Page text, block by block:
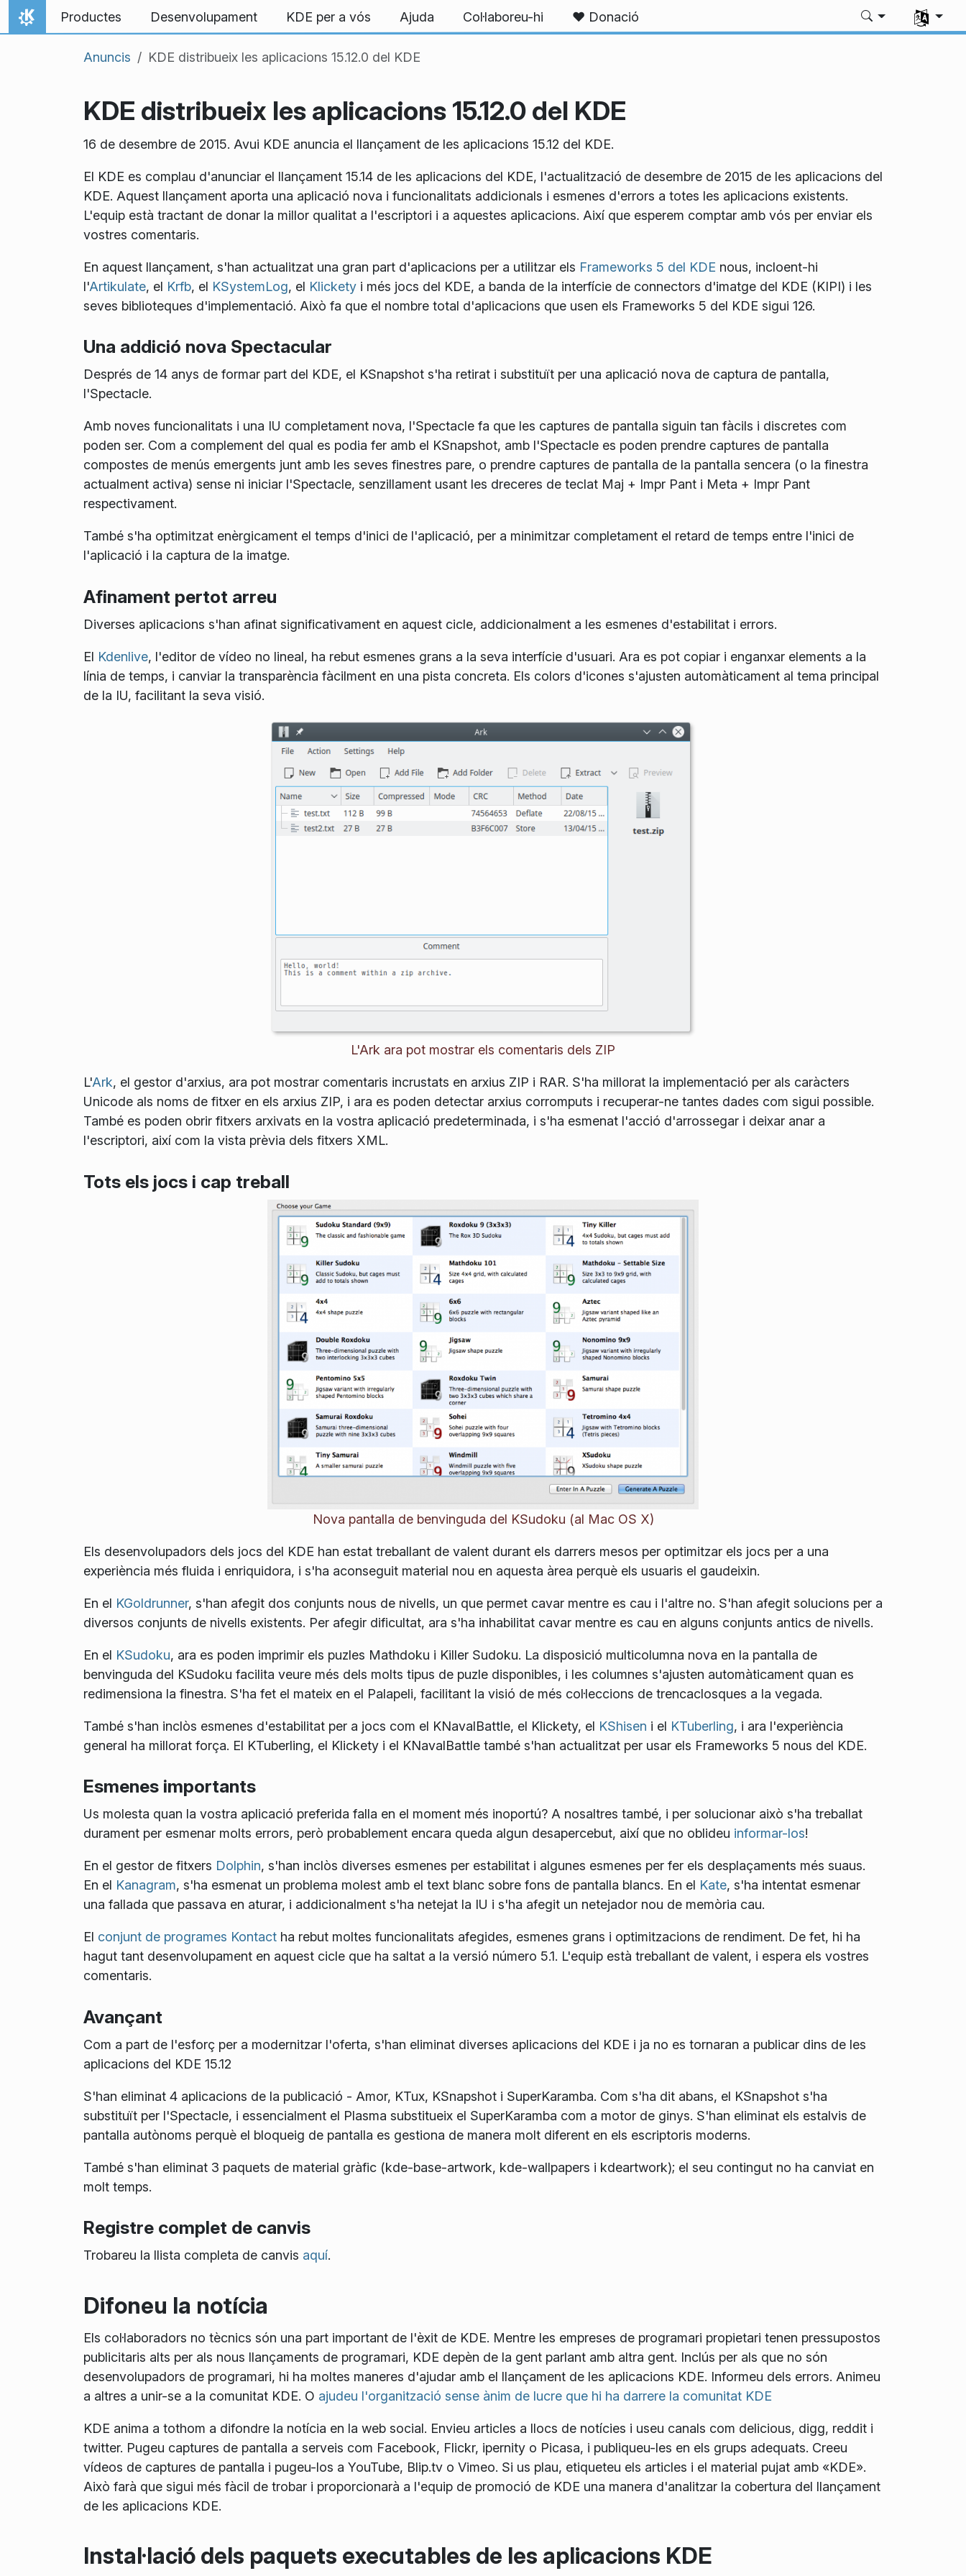
Salta al contingut
Inici
Productes Desenvolupament KDE per a vós Ajuda Col·laboreu-hi ❤️ Donació
Anuncis KDE distribueix les aplicacions 15.12.0 del KDE
KDE distribueix les aplicacions 15.12.0 del KDE
16 de desembre de 2015. Avui KDE anuncia el llançament de les aplicacions 15.12 del KDE.
El KDE es complau d'anunciar el llançament 15.14 de les aplicacions del KDE, l'actualització de desembre de 2015 de les aplicacions del
KDE. Aquest llançament aporta una aplicació nova i funcionalitats addicionals i esmenes d'errors a totes les aplicacions existents.
L'equip està tractant de donar la millor qualitat a l'escriptori i a aquestes aplicacions. Així que esperem comptar amb vós per enviar els
vostres comentaris.
En aquest llançament, s'han actualitzat una gran part d'aplicacions per a utilitzar els Frameworks 5 del KDE nous, incloent-hi
l'Artikulate, el Krfb, el KSystemLog, el Klicketyi més jocs del KDE, a banda de la interfície de connectors d'imatge del KDE (KIPI) i les
seves biblioteques d'implementació. Això fa que el nombre total d'aplicacions que usen els Frameworks 5 del KDE sigui 126.
Una addició nova Spectacular
Després de 14 anys de formar part del KDE, el KSnapshot s'ha retirat i substituït per una aplicació nova de captura de pantalla,
l'Spectacle.
Amb noves funcionalitats i una IU completament nova, l'Spectacle fa que les captures de pantalla siguin tan fàcils i discretes com
poden ser. Com a complement del qual es podia fer amb el KSnapshot, amb l'Spectacle es poden prendre captures de pantalla
compostes de menús emergents junt amb les seves finestres pare, o prendre captures de pantalla de la pantalla sencera (o la finestra
actualment activa) sense ni iniciar l'Spectacle, senzillament usant les dreceres de teclat Maj + Impr Pant i Meta + Impr Pant
respectivament.
També s'ha optimitzat enèrgicament el temps d'inici de l'aplicació, per a minimitzar completament el retard de temps entre l'inici de
l'aplicació i la captura de la imatge.
Afinament pertot arreu
Diverses aplicacions s'han afinat significativament en aquest cicle, addicionalment a les esmenes d'estabilitat i errors.
El Kdenlive, l'editor de vídeo no lineal, ha rebut esmenes grans a la seva interfície d'usuari. Ara es pot copiar i enganxar elements a la
línia de temps, i canviar la transparència fàcilment en una pista concreta. Els colors d'icones s'ajusten automàticament al tema principal
de la IU, facilitant la seva visió.
L'Ark ara pot mostrar els comentaris dels ZIP
L'Ark, el gestor d'arxius, ara pot mostrar comentaris incrustats en arxius ZIP i RAR. S'ha millorat la implementació per als caràcters
Unicode als noms de fitxer en els arxius ZIP, i ara es poden detectar arxius corromputs i recuperar-ne tantes dades com sigui possible.
També es poden obrir fitxers arxivats en la vostra aplicació predeterminada, i s'ha esmenat l'acció d'arrossegar i deixar anar a
l'escriptori, així com la vista prèvia dels fitxers XML.
Tots els jocs i cap treball
Nova pantalla de benvinguda del KSudoku (al Mac OS X)
Els desenvolupadors dels jocs del KDE han estat treballant de valent durant els darrers mesos per optimitzar els jocs per a una
experiència més fluida i enriquidora, i s'ha aconseguit material nou en aquesta àrea perquè els usuaris el gaudeixin.
En el KGoldrunner, s'han afegit dos conjunts nous de nivells, un que permet cavar mentre es cau i l'altre no. S'han afegit solucions per a
diversos conjunts de nivells existents. Per afegir dificultat, ara s'ha inhabilitat cavar mentre es cau en alguns conjunts antics de nivells.
En el KSudoku, ara es poden imprimir els puzles Mathdoku i Killer Sudoku. La disposició multicolumna nova en la pantalla de
benvinguda del KSudoku facilita veure més dels molts tipus de puzle disponibles, i les columnes s'ajusten automàticament quan es
redimensiona la finestra. S'ha fet el mateix en el Palapeli, facilitant la visió de més col·leccions de trencaclosques a la vegada.
També s'han inclòs esmenes d'estabilitat per a jocs com el KNavalBattle, el Klickety, el KShisen i el KTuberling, i ara l'experiència
general ha millorat força. El KTuberling, el Klickety i el KNavalBattle també s'han actualitzat per usar els Frameworks 5 nous del KDE.
Esmenes importants
Us molesta quan la vostra aplicació preferida falla en el moment més inoportú? A nosaltres també, i per solucionar això s'ha treballat
durament per esmenar molts errors, però probablement encara queda algun desapercebut, així que no oblideu informar-los!
En el gestor de fitxers Dolphin, s'han inclòs diverses esmenes per estabilitat i algunes esmenes per fer els desplaçaments més suaus.
En el Kanagram, s'ha esmenat un problema molest amb el text blanc sobre fons de pantalla blancs. En el Kate, s'ha intentat esmenar
una fallada que passava en aturar, i addicionalment s'ha netejat la IU i s'ha afegit un netejador nou de memòria cau.
El conjunt de programes Kontactha rebut moltes funcionalitats afegides, esmenes grans i optimitzacions de rendiment. De fet, hi ha
hagut tant desenvolupament en aquest cicle que ha saltat a la versió número 5.1. L'equip està treballant de valent, i espera els vostres
comentaris.
Avançant
Com a part de l'esforç per a modernitzar l'oferta, s'han eliminat diverses aplicacions del KDE i ja no es tornaran a publicar dins de les
aplicacions del KDE 15.12
S'han eliminat 4 aplicacions de la publicació - Amor, KTux, KSnapshot i SuperKaramba. Com s'ha dit abans, el KSnapshot s'ha
substituït per l'Spectacle, i essencialment el Plasma substitueix el SuperKaramba com a motor de ginys. S'han eliminat els estalvis de
pantalla autònoms perquè el bloqueig de pantalla es gestiona de manera molt diferent en els escriptoris moderns.
També s'han eliminat 3 paquets de material gràfic (kde-base-artwork, kde-wallpapers i kdeartwork); el seu contingut no ha canviat en
molt temps.
Registre complet de canvis
Trobareu la llista completa de canvis aquí.
Difoneu la notícia
Els col·laboradors no tècnics són una part important de l'èxit de KDE. Mentre les empreses de programari propietari tenen pressupostos
publicitaris alts per als nous llançaments de programari, KDE depèn de la gent parlant amb altra gent. Inclús per als que no són
desenvolupadors de programari, hi ha moltes maneres d'ajudar amb el llançament de les aplicacions KDE. Informeu dels errors. Animeu
a altres a unir-se a la comunitat KDE. O ajudeu l'organització sense ànim de lucre que hi ha darrere la comunitat KDE
KDE anima a tothom a difondre la notícia en la web social. Envieu articles a llocs de notícies i useu canals com delicious, digg, reddit i
twitter. Pugeu captures de pantalla a serveis com Facebook, Flickr, ipernity o Picasa, i publiqueu-les en els grups adequats. Creeu
vídeos de captures de pantalla i pugeu-los a YouTube, Blip.tv o Vimeo. Si us plau, etiqueteu els articles i el material pujat amb «KDE».
Això farà que sigui més fàcil de trobar i proporcionarà a l'equip de promoció de KDE una manera d'analitzar la cobertura del llançament
de les aplicacions KDE.
Instal·lació dels paquets executables de les aplicacions KDE